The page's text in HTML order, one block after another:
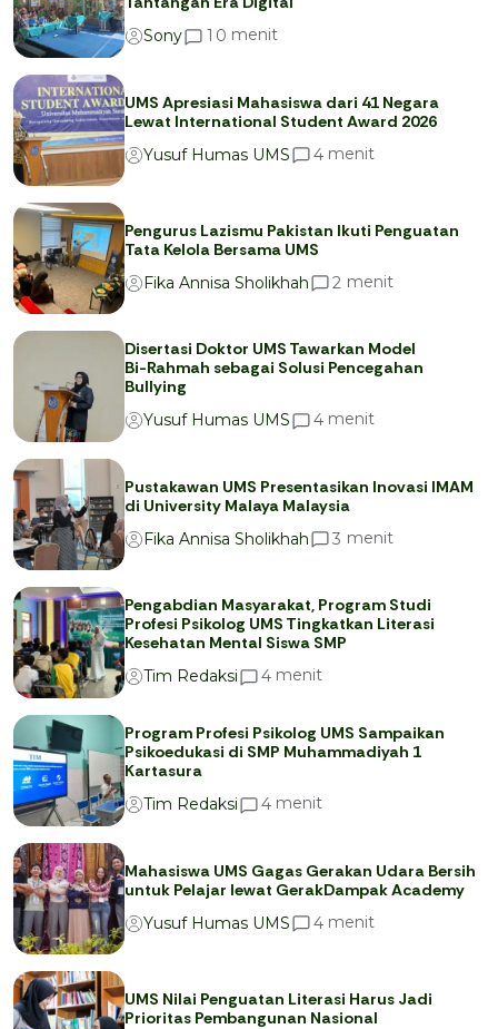
Sony
1 0 menit
UMS Apresiasi Mahasiswa dari 41 Negara
Lewat International Student Award 2026
Yusuf Humas UMS
4 menit
Pengurus Lazismu Pakistan Ikuti Penguatan
Tata Kelola Bersama UMS
Fika Annisa Sholikhah
2 menit
Disertasi Doktor UMS Tawarkan Model
Bi-Rahmah sebagai Solusi Pencegahan
Bullying
Yusuf Humas UMS
4 menit
Pustakawan UMS Presentasikan Inovasi IMAM
di University Malaya Malaysia
Fika Annisa Sholikhah
3 menit
Pengabdian Masyarakat, Program Studi
Profesi Psikolog UMS Tingkatkan Literasi
Kesehatan Mental Siswa SMP
Tim Redaksi
4 menit
Program Profesi Psikolog UMS Sampaikan
Psikoedukasi di SMP Muhammadiyah 1
Kartasura
Tim Redaksi
4 menit
Mahasiswa UMS Gagas Gerakan Udara Bersih
untuk Pelajar lewat GerakDampak Academy
Yusuf Humas UMS
4 menit
UMS Nilai Penguatan Literasi Harus Jadi
Prioritas Pembangunan Nasional